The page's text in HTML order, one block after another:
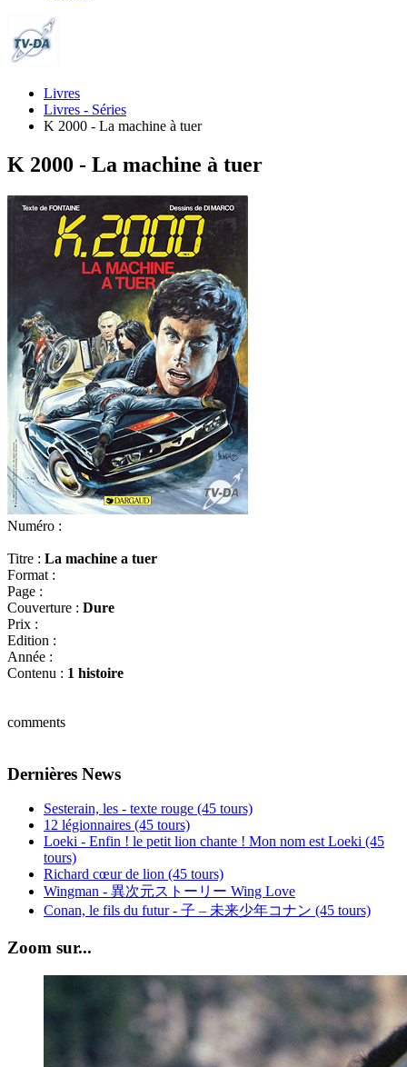
Livres
Livres - Séries
K 2000 - La machine à tuer
K 2000 - La machine à tuer
Numéro :
Titre : La machine a tuer
Format :
Page :
Couverture : Dure
Prix :
Edition :
Année :
Contenu : 1 histoire
comments
Dernières News
Sesterain, les - texte rouge (45 tours)
12 légionnaires (45 tours)
Loeki - Enfin ! le petit lion chante ! Mon nom est Loeki (45
tours)
Richard cœur de lion (45 tours)
Wingman - 異次元ストーリー Wing Love
Conan, le fils du futur - 子 – 未来少年コナン (45 tours)
Zoom sur...